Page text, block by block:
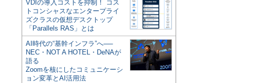
VDIの導入コストを抑制！ コス
トコンシャスなエンタープライ
ズクラスの仮想デスクトップ
「Parallels RAS」とは
AI時代の“基幹インフラ”へ──
NEC・NOT A HOTEL・DeNAが
語る
Zoomを核にしたコミュニケーシ
ョン変革とAI活用法